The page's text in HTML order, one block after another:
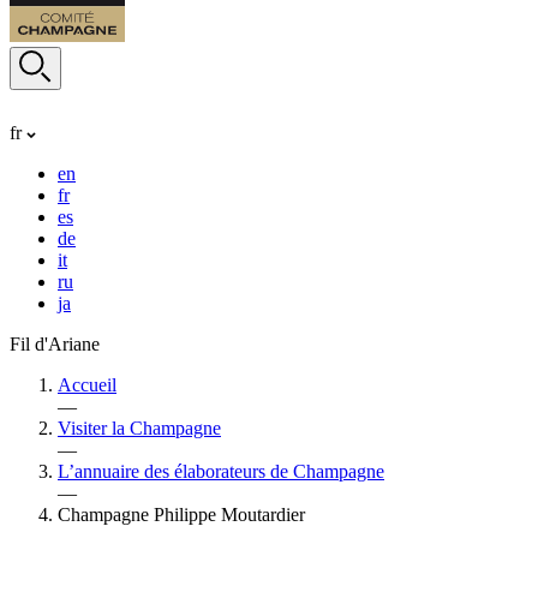
fr
en
fr
es
de
it
ru
ja
Fil d'Ariane
Accueil
—
Visiter la Champagne
—
L’annuaire des élaborateurs de Champagne
—
Champagne Philippe Moutardier